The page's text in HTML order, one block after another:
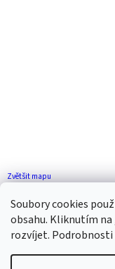
Soubory cookies
obsahu. Kliknutím
rozvíjet. Podrobnosti
Zvětšit mapu